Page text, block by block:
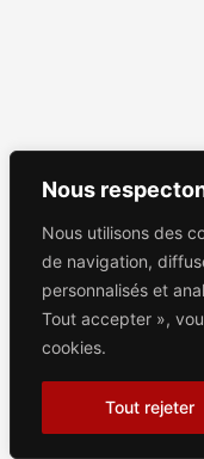
Nous
Nous utilisons des
de navigation,
personnalisés et
Tout accepter »,
cookies.
Tout rejeter